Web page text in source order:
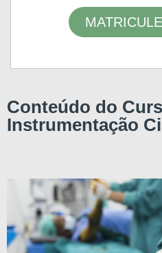
Conteúdo do
Instrumentação